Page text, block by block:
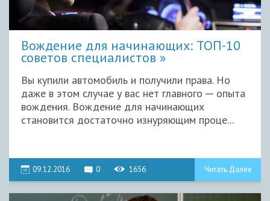
Вождение для начинающих: ТОП-10
советов специалистов
Вы купили автомобиль и получили права. Но
даже в этом случае у вас нет главного ─ опыта
вождения. Вождение для начинающих
становится достаточно изнуряющим проце...
09.12.2016 0 1656 Читать Далее